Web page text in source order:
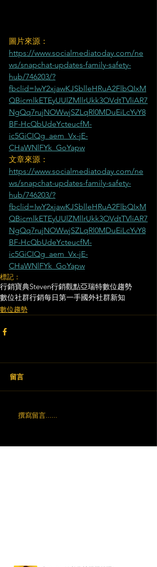
圖片來源：
https://www.socialmediatoday.com/ne
ws/snapchat-updates-family-safety-
hub/746203/?
fbclid=IwY2xjawKJSblleHRuA2FlbQIxM
QBicmlkETEyUUlZMllrUkk3OVdtTVliAR7
NgQq7rujNOWwjSZLqRl0MDuEiLcYvY8
BF-HcQbUdeYcteucfM-
ic5GiCIQg_aem_Vx-jE-
CHaWNlFYk_GoYapw
文章來源：
https://www.socialmediatoday.com/ne
ws/snapchat-updates-family-safety-
hub/746203/?
fbclid=IwY2xjawKJSblleHRuA2FlbQIxM
QBicmlkETEyUUlZMllrUkk3OVdtTVliAR7
NgQq7rujNOWwjSZLqRl0MDuEiLcYvY8
BF-HcQbUdeYcteucfM-
ic5GiCIQg_aem_Vx-jE-
CHaWNlFYk_GoYapw
標記：
行銷寶典Steven行銷觀點亞瑞特數位趨勢
數位社群行銷每日第一手國外社群新知
數位趨勢
留言
撰寫留言......